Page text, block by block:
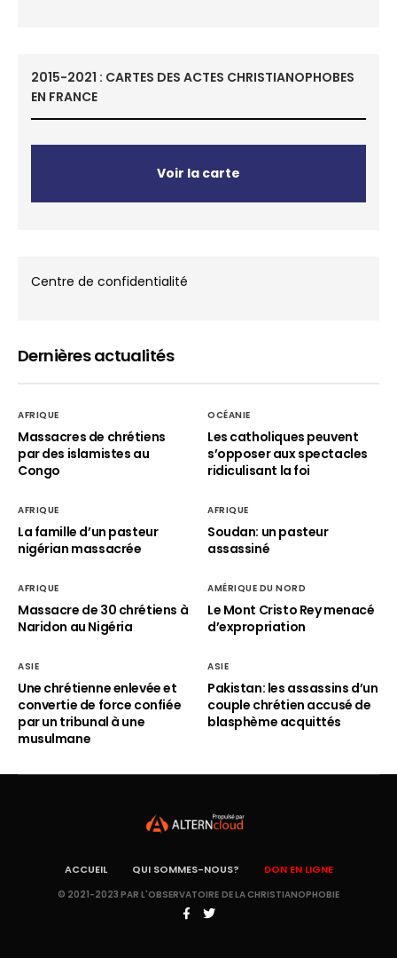
2015-2021 : CARTES DES ACTES CHRISTIANOPHOBES
EN FRANCE
Voir la carte
Centre de confidentialité
Dernières actualités
AFRIQUE
Massacres de chrétiens
par des islamistes au
Congo
OCÉANIE
Les catholiques peuvent
s’opposer aux spectacles
ridiculisant la foi
AFRIQUE
La famille d’un pasteur
nigérian massacrée
AFRIQUE
Soudan: un pasteur
assassiné
AFRIQUE
Massacre de 30 chrétiens à
Naridon au Nigéria
AMÉRIQUE DU NORD
Le Mont Cristo Rey menacé
d’expropriation
ASIE
Une chrétienne enlevée et
convertie de force confiée
par un tribunal à une
musulmane
ASIE
Pakistan: les assassins d’un
couple chrétien accusé de
blasphème acquittés
ACCUEIL QUI SOMMES-NOUS? DON EN LIGNE
© 2021-2023 PAR L'OBSERVATOIRE DE LA CHRISTIANOPHOBIE